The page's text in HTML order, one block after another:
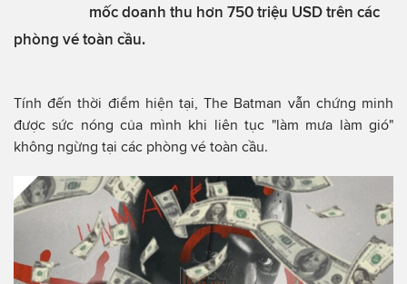
mốc doanh thu hơn 750 triệu USD trên các
phòng vé toàn cầu.
Tính đến thời điểm hiện tại, The Batman vẫn chứng minh
được sức nóng của mình khi liên tục "làm mưa làm gió"
không ngừng tại các phòng vé toàn cầu.